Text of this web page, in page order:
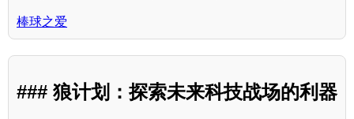
棒球之爱
### 狼计划：探索未来科技战场的利器